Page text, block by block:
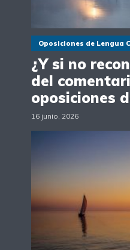
Oposiciones de Lengua
¿Y si no
del
oposiciones
16 junio, 2026